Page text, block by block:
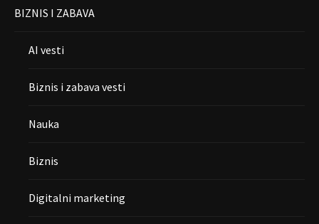
BIZNIS I ZABAVA
AI vesti
Biznis i zabava vesti
Nauka
Biznis
Digitalni marketing